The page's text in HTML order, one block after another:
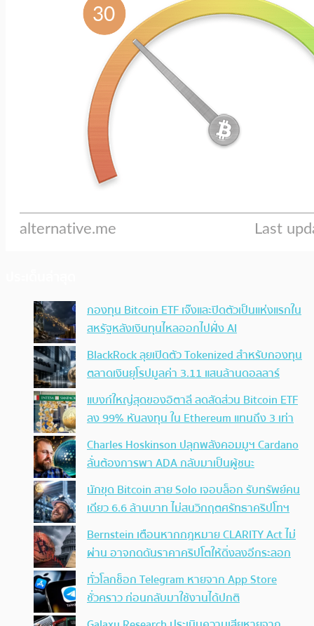
กองทุน Bitcoin ETF เจ๊งและปิดตัวเป็นแห่งแรกใน
สหรัฐหลังเงินทุนไหลออกไปฝั่ง AI
BlackRock ลุยเปิดตัว Tokenized สำหรับกองทุน
ตลาดเงินยุโรปมูลค่า 3.11 แสนล้านดอลลาร์
แบงก์ใหญ่สุดของอิตาลี ลดสัดส่วน Bitcoin ETF
ลง 99% หันลงทุน ใน Ethereum แทนถึง 3 เท่า
Charles Hoskinson ปลุกพลังคอมมูฯ Cardano
ลั่นต้องการพา ADA กลับมาเป็นผู้ชนะ
นักขุด Bitcoin สาย Solo เจอบล็อก รับทรัพย์คน
เดียว 6.6 ล้านบาท ไม่สนวิกฤตศรัทธาคริปโทฯ
Bernstein เตือนหากกฎหมาย CLARITY Act ไม่
ผ่าน อาจกดดันราคาคริปโตให้ดิ่งลงอีกระลอก
ทั่วโลกช็อก Telegram หายจาก App Store
ชั่วคราว ก่อนกลับมาใช้งานได้ปกติ